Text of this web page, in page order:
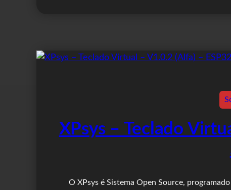
XPsys – Teclado
O XPsys é Sistema Open Source,